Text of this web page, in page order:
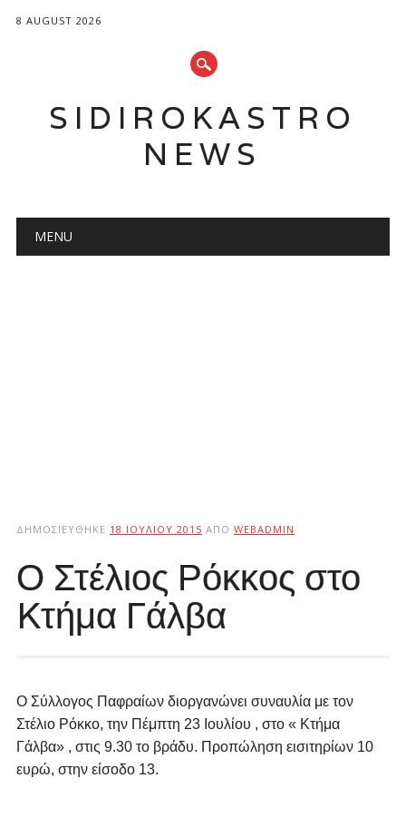
8 AUGUST 2026
SIDIROKASTRO
NEWS
Main menu
MENU
ΔΗΜΟΣΙΕΎΘΗΚΕ 18 ΙΟΥΛΊΟΥ 2015 ΑΠΌ WEBADMIN
Ο Στέλιος Ρόκκος στο
Kτήμα Γάλβα
Ο Σύλλογος Παφραίων διοργανώνει συναυλία με τον
Στέλιο Ρόκκο, την Πέμπτη 23 Ιουλίου , στο « Κτήμα
Γάλβα» , στις 9.30 το βράδυ. Προπώληση εισιτηρίων 10
ευρώ, στην είσοδο 13.